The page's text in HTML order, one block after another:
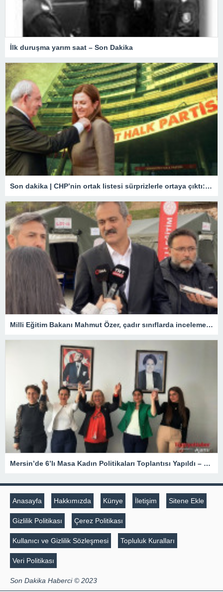
İlk duruşma yarım saat – Son Dakika
Son dakika | CHP’nin ortak listesi sürprizlerle ortaya çıktı: İstanbul’dan aday oluyor! İşte il il çok konuşulacak o isimler
Milli Eğitim Bakanı Mahmut Özer, çadır sınıflarda incelemelerde bulundu
Mersin’de 6’lı Masa Kadın Politikaları Toplantısı Yapıldı – Siyaset
Anasayfa Hakkımızda Künye İletişim Sitene Ekle
Gizlilik Politikası Çerez Politikası
Kullanıcı ve Gizlilik Sözleşmesi Topluluk Kuralları
Veri Politikası
Son Dakika Haberci © 2023